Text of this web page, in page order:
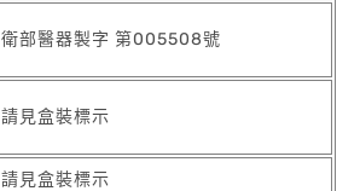
衛部醫器製字 第005508號
請見盒裝標示
請見盒裝標示